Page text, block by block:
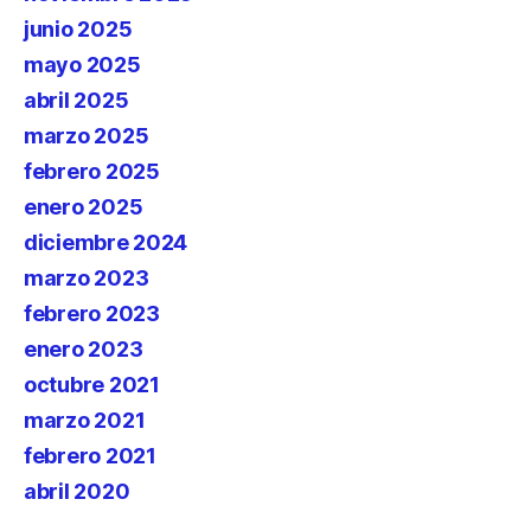
junio 2025
mayo 2025
abril 2025
marzo 2025
febrero 2025
enero 2025
diciembre 2024
marzo 2023
febrero 2023
enero 2023
octubre 2021
marzo 2021
febrero 2021
abril 2020